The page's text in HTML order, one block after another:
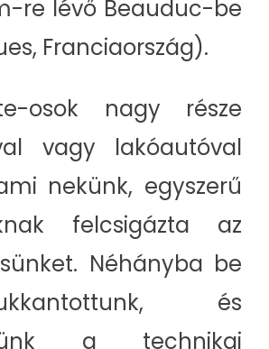
re lévő Beauduc-be
Franciaország).
osok nagy része
vagy lakóautóval
nekünk, egyszerű
felcsigázta az
Néhányba be
és
a technikai